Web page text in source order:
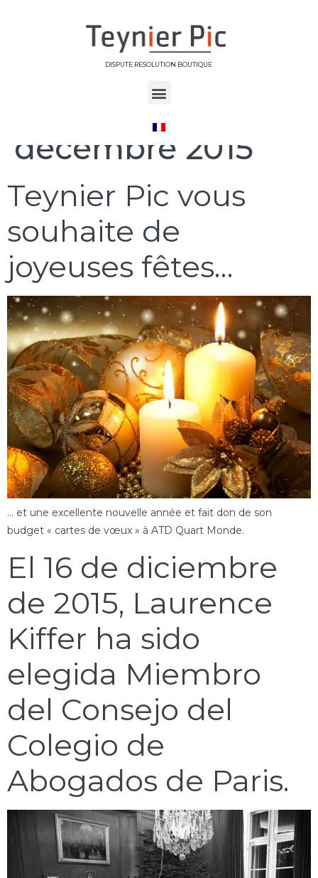
DISPUTE RESOLUTION BOUTIQUE
décembre 2015
Teynier Pic vous
souhaite de
joyeuses fêtes…
… et une excellente nouvelle année et fait don de son
budget « cartes de vœux » à ATD Quart Monde.
El 16 de diciembre
de 2015, Laurence
Kiffer ha sido
elegida Miembro
del Consejo del
Colegio de
Abogados de Paris.